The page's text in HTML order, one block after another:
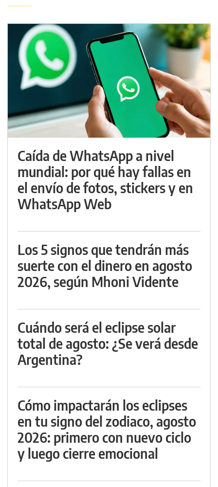
Caída de WhatsApp a nivel
mundial: por qué hay fallas en
el envío de fotos, stickers y en
WhatsApp Web
Los 5 signos que tendrán más
suerte con el dinero en agosto
2026, según Mhoni Vidente
Cuándo será el eclipse solar
total de agosto: ¿Se verá desde
Argentina?
Cómo impactarán los eclipses
en tu signo del zodiaco, agosto
2026: primero con nuevo ciclo
y luego cierre emocional